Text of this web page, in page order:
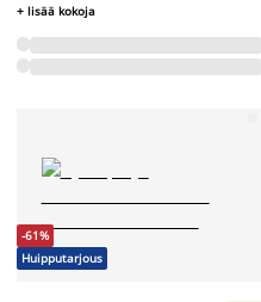
+ lisää kokoja
-61%
Huipputarjous